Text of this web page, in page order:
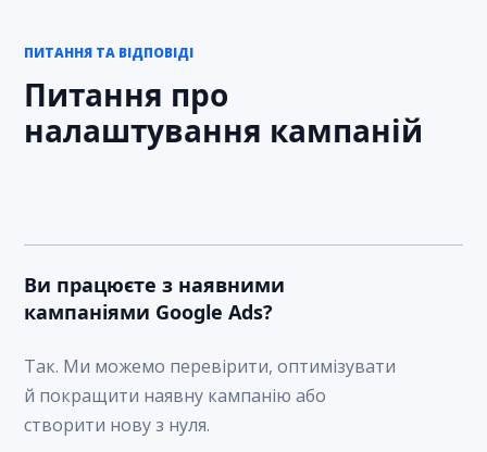
ПИТАННЯ ТА ВІДПОВІДІ
Питання про
налаштування кампаній
Ви працюєте з наявними
кампаніями Google Ads?
Так. Ми можемо перевірити, оптимізувати
й покращити наявну кампанію або
створити нову з нуля.